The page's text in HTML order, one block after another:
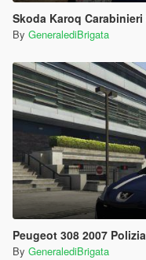
Skoda Karoq Carabinieri
By GeneralediBrigata
Peugeot 308 2007
By GeneralediBrigata